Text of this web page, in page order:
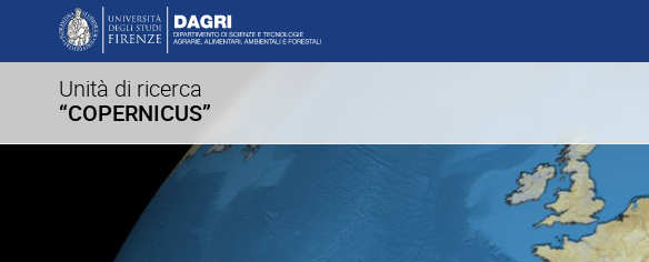
Unità di ricerca
“COPERNICUS”